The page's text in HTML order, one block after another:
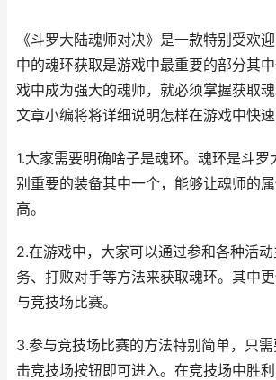
《斗罗大陆魂师对决》是一款特别受欢
中的魂环获取是游戏中最重要的部分其
戏中成为强大的魂师，就必须掌握获取
文章小编将将详细说明怎样在游戏中快速
1.大家需要明确啥子是魂环。魂环是斗
别重要的装备其中一个，能够让魂师的
高。
2.在游戏中，大家可以通过参和各种活
务、打败对手等方法来获取魂环。其中
与竞技场比赛。
3.参与竞技场比赛的方法特别简单，只
击竞技场按钮即可进入。在竞技场中胜